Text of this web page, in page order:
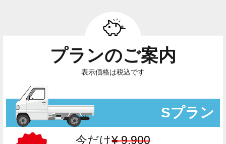
プランのご案内
表示価格は税込です
Sプラン
今だけ¥ 9,900